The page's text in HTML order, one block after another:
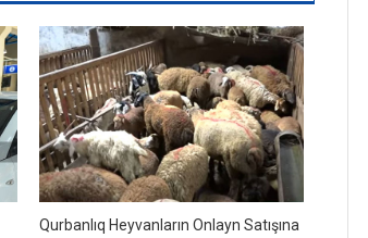
Qurbanlıq Heyvanların Onlayn Satışına